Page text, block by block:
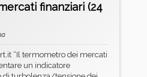
finanziari (24
“Il termometro dei mercati
un indicatore